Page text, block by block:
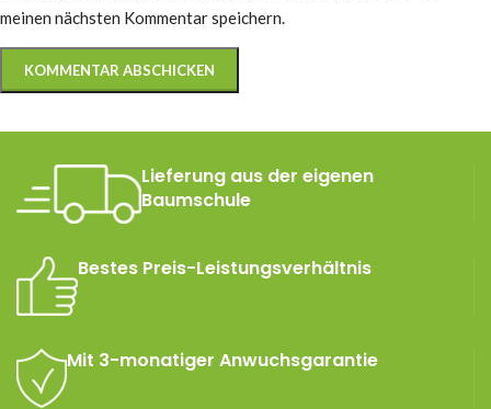
meinen nächsten Kommentar speichern.
Lieferung aus der eigenen
Baumschule
Bestes Preis-Leistungsverhältnis
Mit 3-monatiger Anwuchsgarantie